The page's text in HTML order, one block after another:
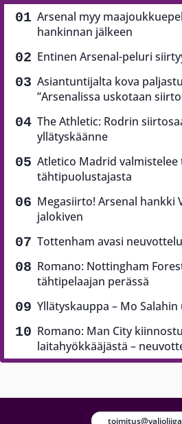
Arsenal myy
hankinnan jälkeen
Entinen Arsenal-peluri
Asiantuntijalta kova
”Arsenalissa uskotaan
The Athletic: Rodrin
yllätyskäänne
Atletico Madrid
tähtipuolustajasta
Megasiirto! Arsenal hankki
jalokiven
Tottenham avasi
Romano: Nottingham
tähtipelaajan perässä
Yllätyskauppa – Mo
Romano: Man City
laitahyökkääjästä –